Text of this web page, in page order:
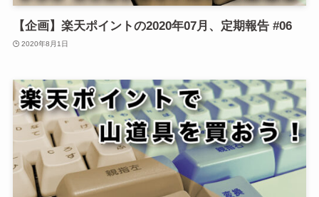
【企画】楽天ポイントの2020年07月、定期報告 #06
2020年8月1日